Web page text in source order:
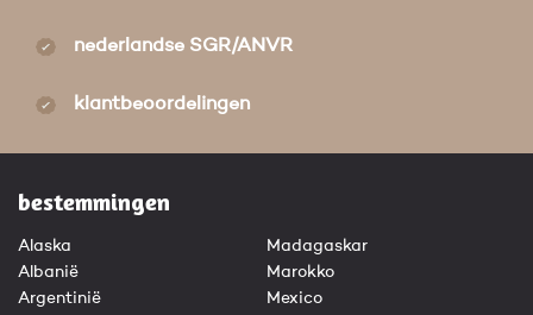
nederlandse SGR/ANVR
klantbeoordelingen
bestemmingen
Alaska
Albanië
Argentinië
Madagaskar
Marokko
Mexico